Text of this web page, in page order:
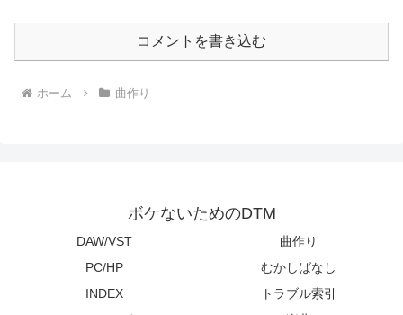
コメントを書き込む
ホーム 曲作り
ボケないためのDTM
DAW/VST
曲作り
PC/HP
むかしばなし
INDEX
トラブル索引